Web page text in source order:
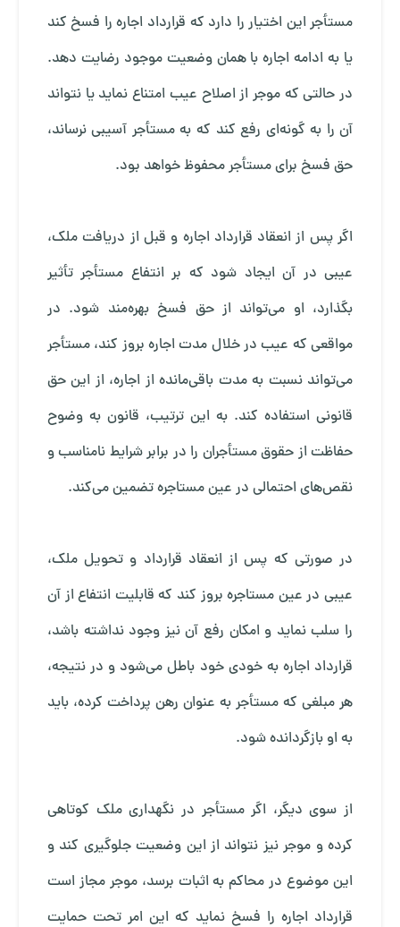
مستأجر این اختیار را دارد که قرارداد اجاره را فسخ کند
یا به ادامه اجاره با همان وضعیت موجود رضایت دهد.
در حالتی که موجر از اصلاح عیب امتناع نماید یا نتواند
آن را به گونه‌ای رفع کند که به مستأجر آسیبی نرساند،
حق فسخ برای مستأجر محفوظ خواهد بود.
اگر پس از انعقاد قرارداد اجاره و قبل از دریافت ملک،
عیبی در آن ایجاد شود که بر انتفاع مستأجر تأثیر
بگذارد، او می‌تواند از حق فسخ بهره‌مند شود. در
مواقعی که عیب در خلال مدت اجاره بروز کند، مستأجر
می‌تواند نسبت به مدت باقی‌مانده از اجاره، از این حق
قانونی استفاده کند. به این ترتیب، قانون به وضوح
حفاظت از حقوق مستأجران را در برابر شرایط نامناسب و
نقص‌های احتمالی در عین مستاجره تضمین می‌کند.
در صورتی که پس از انعقاد قرارداد و تحویل ملک،
عیبی در عین مستاجره بروز کند که قابلیت انتفاع از آن
را سلب نماید و امکان رفع آن نیز وجود نداشته باشد،
قرارداد اجاره به خودی خود باطل می‌شود و در نتیجه،
هر مبلغی که مستأجر به عنوان رهن پرداخت کرده، باید
به او بازگردانده شود.
از سوی دیگر، اگر مستأجر در نگهداری ملک کوتاهی
کرده و موجر نیز نتواند از این وضعیت جلوگیری کند و
این موضوع در محاکم به اثبات برسد، موجر مجاز است
قرارداد اجاره را فسخ نماید که این امر تحت حمایت